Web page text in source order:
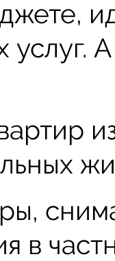
услуг.
в